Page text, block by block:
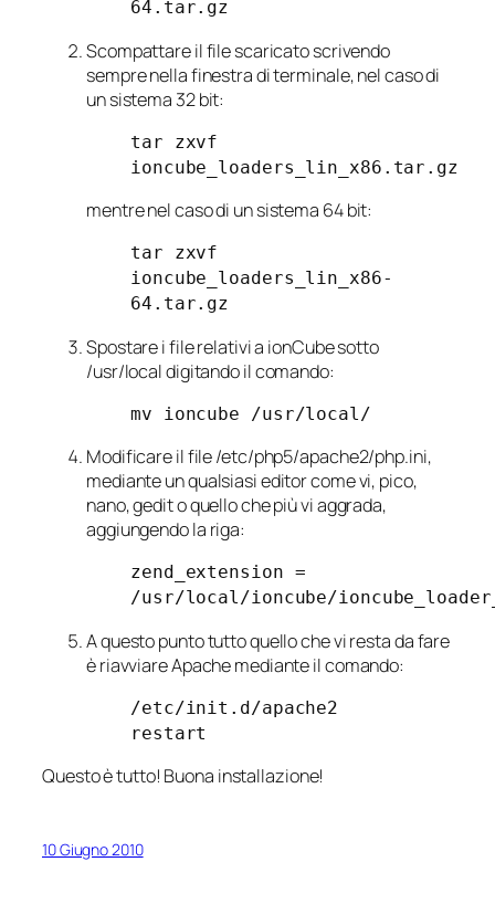
64.tar.gz
Scompattare il file scaricato scrivendo
sempre nella finestra di terminale, nel caso di
un sistema 32 bit:
tar zxvf
ioncube_loaders_lin_x86.tar.gz
mentre nel caso di un sistema 64 bit:
tar zxvf
ioncube_loaders_lin_x86-
64.tar.gz
Spostare i file relativi a ionCube sotto
/usr/localdigitando il comando:
mv ioncube /usr/local/
Modificare il file/etc/php5/apache2/php.ini,
mediante un qualsiasi editor come vi, pico,
nano, gedit o quello che più vi aggrada,
aggiungendo la riga:
zend_extension =
/usr/local/ioncube/
A questo punto tutto quello che vi resta da fare
è riavviare Apache mediante il comando:
/etc/init.d/apache2
restart
Questo è tutto! Buona installazione!
10 Giugno 2010